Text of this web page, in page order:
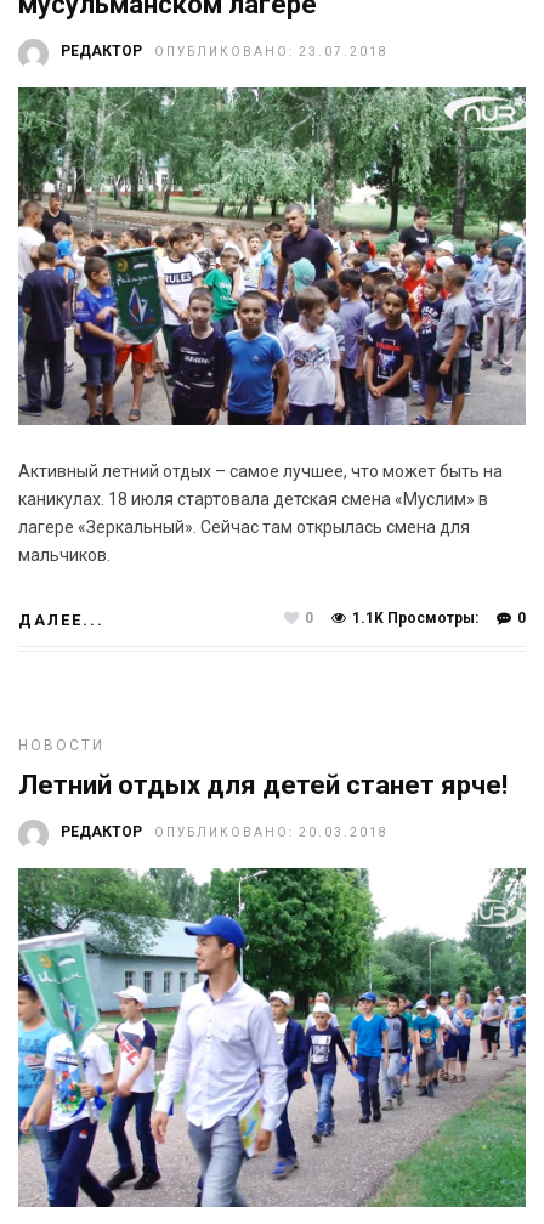
РЕДАКТОР ОПУБЛИКОВАНО: 23.07.2018
Активный летний отдых – самое лучшее, что может быть на
каникулах. 18 июля стартовала детская смена «Муслим» в
лагере «Зеркальный». Сейчас там открылась смена для
мальчиков.
ДАЛЕЕ... 0
1.1K Просмотры:
0
НОВОСТИ
Летний отдых для детей станет ярче!
РЕДАКТОР ОПУБЛИКОВАНО: 20.03.2018